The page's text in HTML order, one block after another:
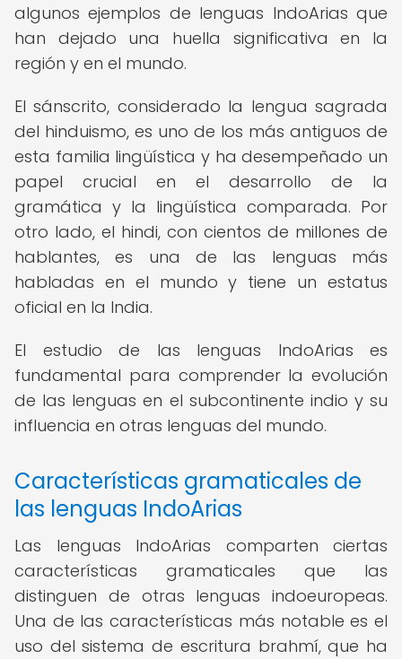
algunos ejemplos de lenguas IndoArias que
han dejado una huella significativa en la
región y en el mundo.
El sánscrito, considerado la lengua sagrada
del hinduismo, es uno de los más antiguos de
esta familia lingüística y ha desempeñado un
papel crucial en el desarrollo de la
gramática y la lingüística comparada. Por
otro lado, el hindi, con cientos de millones de
hablantes, es una de las lenguas más
habladas en el mundo y tiene un estatus
oficial en la India.
El estudio de las lenguas IndoArias es
fundamental para comprender la evolución
de las lenguas en el subcontinente indio y su
influencia en otras lenguas del mundo.
Características gramaticales de
las lenguas IndoArias
Las lenguas IndoArias comparten ciertas
características gramaticales que las
distinguen de otras lenguas indoeuropeas.
Una de las características más notable es el
uso del sistema de escritura brahmí, que ha